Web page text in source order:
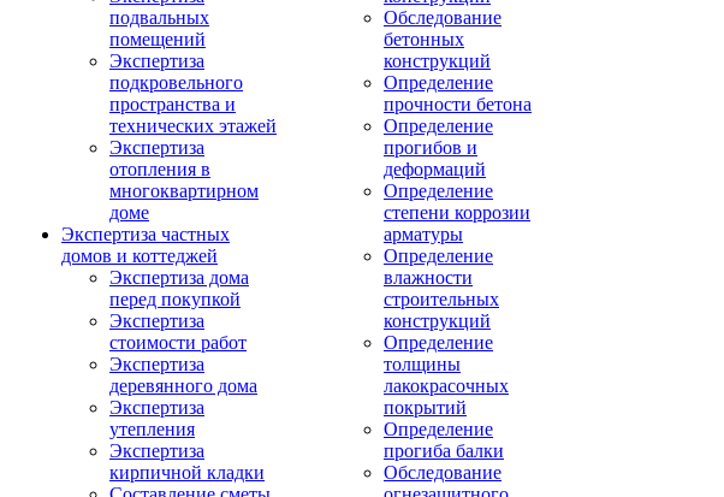
подвальных
помещений
Экспертиза
подкровельного
пространства и
технических этажей
Экспертиза
отопления в
многоквартирном
доме
Экспертиза частных
домов и коттеджей
Экспертиза дома
перед покупкой
Экспертиза
стоимости работ
Экспертиза
деревянного дома
Экспертиза
утепления
Экспертиза
кирпичной кладки
Обследование
бетонных
конструкций
Определение
прочности бетона
Определение
прогибов и
деформаций
Определение
степени коррозии
арматуры
Определение
влажности
строительных
конструкций
Определение
толщины
лакокрасочных
покрытий
Определение
прогиба балки
Обследование